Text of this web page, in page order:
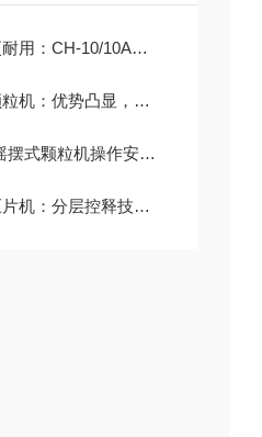
10/10A槽型混合机日常养护要点
优势凸显，多领域赋能生产
式颗粒机操作安全规范
控释技术，赋能制药与保健品精准生产